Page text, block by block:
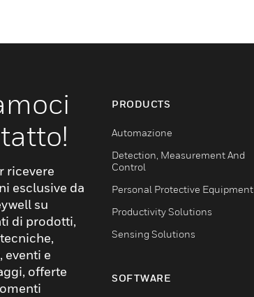
ricevere
esclusive da
su
di prodotti,
eventi e
offerte
PRODUCTS
Automazione
Detection, Measurement And
Control
Personal Protective Equipment
Productivity Solutions
Sensing Solutions
SOFTWARE